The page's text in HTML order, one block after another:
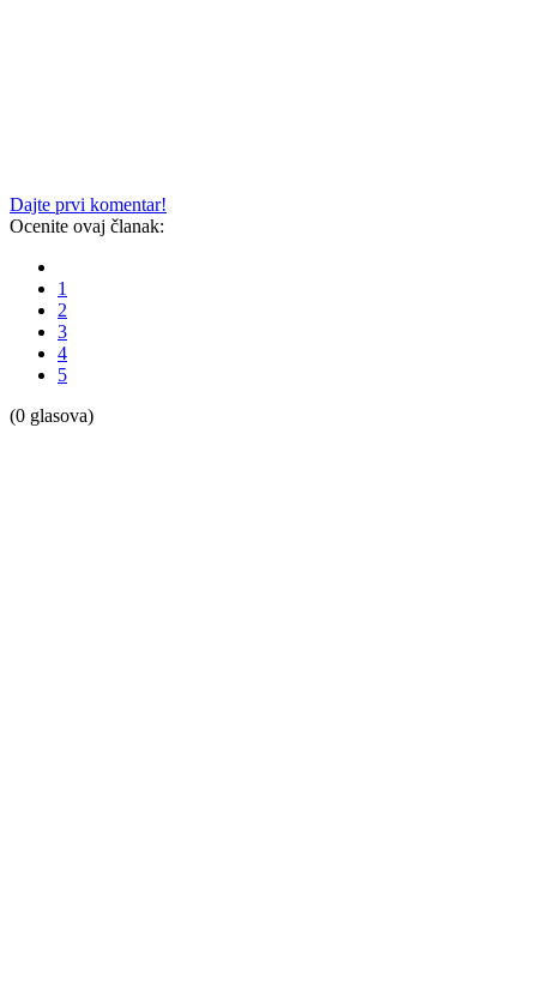
Dajte prvi komentar!
Ocenite ovaj članak:
1
2
3
4
5
(0 glasova)